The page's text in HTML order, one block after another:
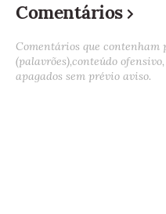
Comentários
Comentários que contenham
(palavrões),conteúdo
apagados sem prévio aviso.